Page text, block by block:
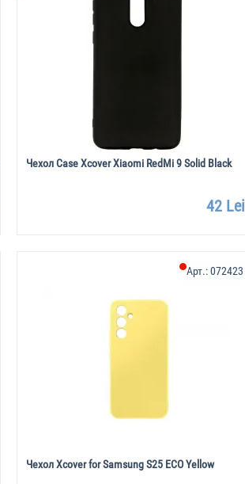
Чехол Case Xcover Xiaomi RedMi 9 Solid Black
42 Lei
Чехол Xcover for Samsung S25 ECO Yellow
Арт.:072423